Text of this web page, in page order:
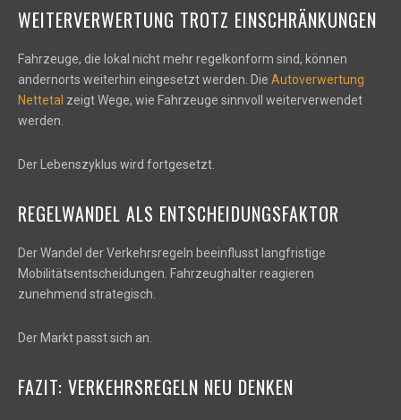
WEITERVERWERTUNG TROTZ EINSCHRÄNKUNGEN
Fahrzeuge, die lokal nicht mehr regelkonform sind, können
andernorts weiterhin eingesetzt werden. Die Autoverwertung
Nettetal zeigt Wege, wie Fahrzeuge sinnvoll weiterverwendet
werden.
Der Lebenszyklus wird fortgesetzt.
REGELWANDEL ALS ENTSCHEIDUNGSFAKTOR
Der Wandel der Verkehrsregeln beeinflusst langfristige
Mobilitätsentscheidungen. Fahrzeughalter reagieren
zunehmend strategisch.
Der Markt passt sich an.
FAZIT: VERKEHRSREGELN NEU DENKEN